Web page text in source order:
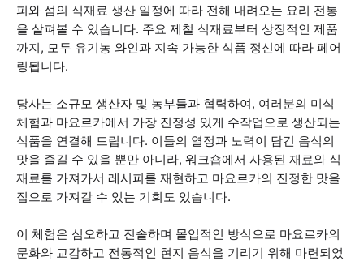
피와 섬의 식재료 생산 일정에 따라 전해 내려오는 요리 전통
을 살펴볼 수 있습니다. 주요 제철 식재료부터 상징적인 제품
까지, 모두 유기농 와인과 지속 가능한 식품 정신에 따라 페어
링됩니다.
당사는 소규모 생산자 및 농부들과 협력하여, 여러분의 미식
체험과 마요르카에서 가장 진정성 있게 수작업으로 생산되는
식품을 연결해 드립니다. 이들의 열정과 노력이 담긴 음식의
맛을 즐길 수 있을 뿐만 아니라, 워크숍에서 사용된 재료와 식
재료를 가져가서 레시피를 재현하고 마요르카의 진정한 맛을
집으로 가져갈 수 있는 기회도 있습니다.
이 체험은 심오하고 진솔하며 몰입적인 방식으로 마요르카의
문화와 교감하고 전통적인 현지 음식을 기리기 위해 마련되었